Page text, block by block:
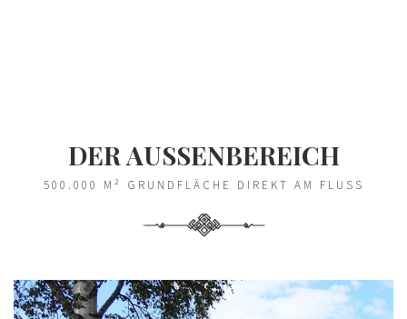
DER AUSSENBEREICH
500.000 M² GRUNDFLÄCHE DIREKT AM FLUSS